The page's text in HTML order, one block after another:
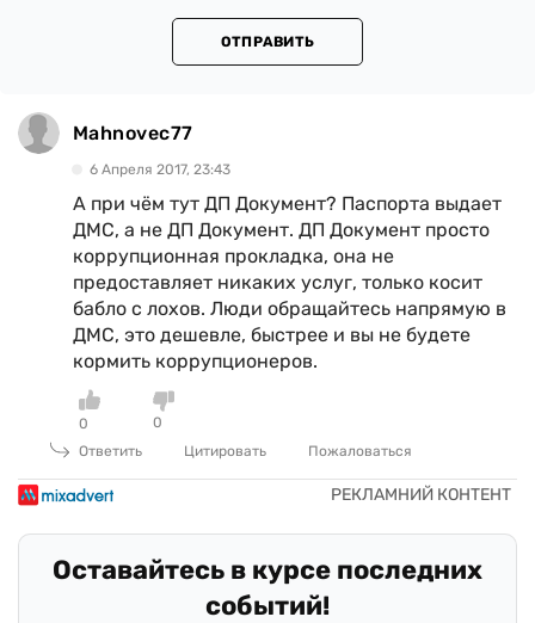
ОТПРАВИТЬ
Mahnovec77
6 Апреля 2017, 23:43
А при чём тут ДП Документ? Паспорта выдает
ДМС, а не ДП Документ. ДП Документ просто
коррупционная прокладка, она не
предоставляет никаких услуг, только косит
бабло с лохов. Люди обращайтесь напрямую в
ДМС, это дешевле, быстрее и вы не будете
кормить коррупционеров.
0
0
Ответить
Цитировать Пожаловаться
Оставайтесь в курсе последних
событий!